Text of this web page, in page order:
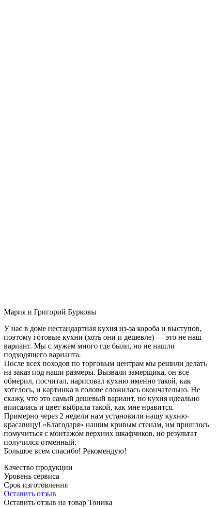
Мария и Григорий Бурковы
У нас в доме нестандартная кухня из-за короба и выступов,
поэтому готовые кухни (хоть они и дешевле) — это не наш
вариант. Мы с мужем много где были, но не нашли
подходящего варианта.
После всех походов по торговым центрам мы решили делать
на заказ под наши размеры. Вызвали замерщика, он все
обмерил, посчитал, нарисовал кухню именно такой, как
хотелось, и картинка в голове сложилась окончательно. Не
скажу, что это самый дешевый вариант, но кухня идеально
вписалась и цвет выбрала такой, как мне нравится.
Примерно через 2 недели нам установили нашу кухню-
красавицу! «Благодаря» нашим кривым стенам, им пришлось
помучиться с монтажом верхних шкафчиков, но результат
получился отменный.
Большое всем спасибо! Рекомендую!
Качество продукции
Уровень сервиса
Срок изготовления
Оставить отзыв
Оставить отзыв на товар Тоника